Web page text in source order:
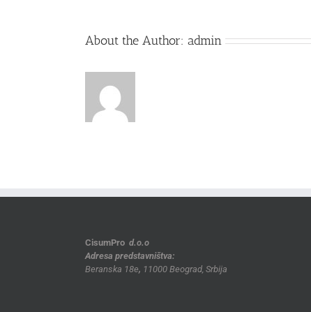
About the Author: admin
CisumPro d.o.o
Adresa predstavništva:
Beranska 18e, 11000 Beograd, Srbija